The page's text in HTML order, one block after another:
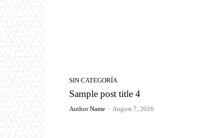
SIN CATEGORÍA
Sample post title 4
Author Name - August 7, 2026